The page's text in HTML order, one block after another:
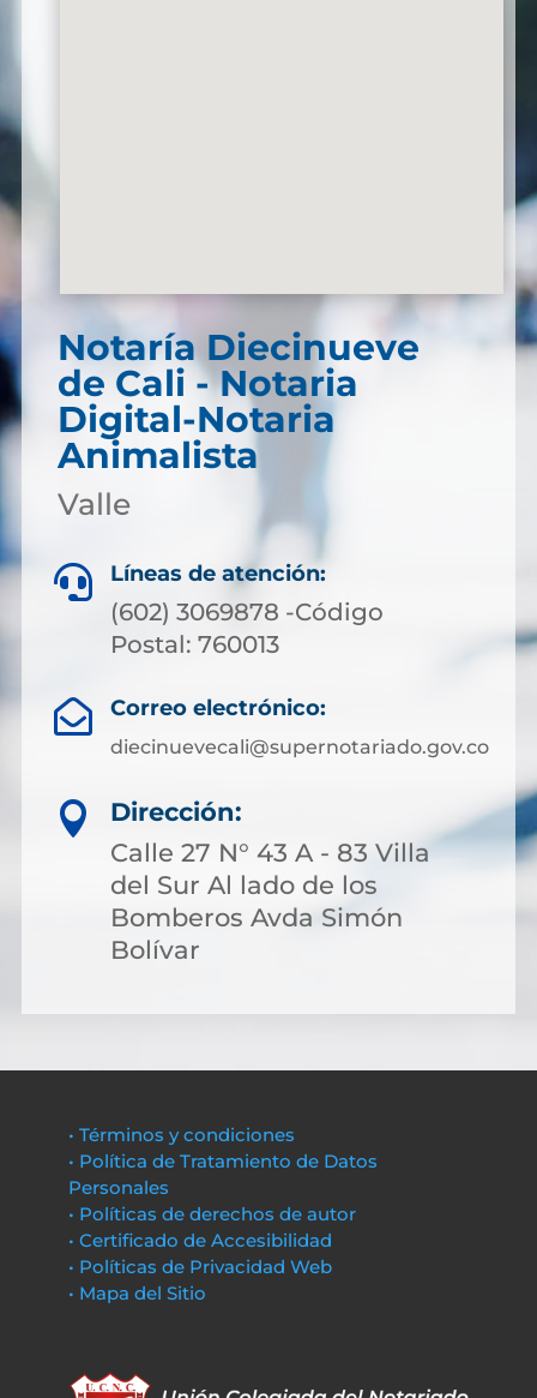
Notaría Diecinueve
de Cali - Notaria
Digital-Notaria
Animalista
Valle
 Líneas de atención:
(602) 3069878 -Código
Postal: 760013
 Correo electrónico:
diecinuevecali@supernotariado.gov.co

Dirección:
Calle 27 N° 43 A - 83 Villa
del Sur Al lado de los
Bomberos Avda Simón
Bolívar
• Términos y condiciones
• Política de Tratamiento de Datos
Personales
• Políticas de derechos de autor
• Certificado de Accesibilidad
• Políticas de Privacidad Web
• Mapa del Sitio